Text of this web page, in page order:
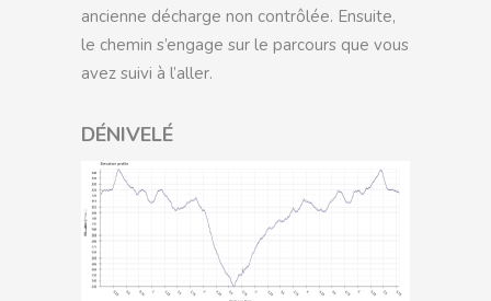
ancienne décharge non contrôlée. Ensuite,
le chemin s’engage sur le parcours que vous
avez suivi à l’aller.
DÉNIVELÉ